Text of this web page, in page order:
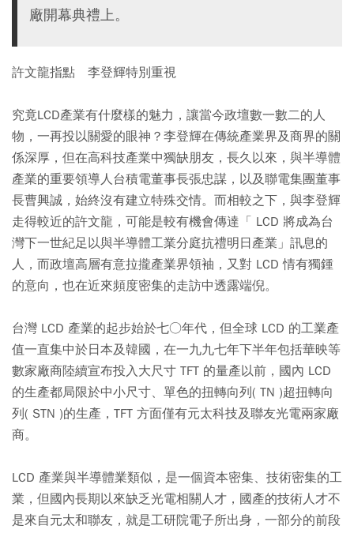
廠開幕典禮上。
許文龍指點 李登輝特別重視
究竟LCD產業有什麼樣的魅力，讓當今政壇數一數二的人
物，一再投以關愛的眼神？李登輝在傳統產業界及商界的關
係深厚，但在高科技產業中獨缺朋友，長久以來，與半導體
產業的重要領導人台積電董事長張忠謀，以及聯電集團董事
長曹興誠，始終沒有建立特殊交情。而相較之下，與李登輝
走得較近的許文龍，可能是較有機會傳達「 LCD 將成為台
灣下一世紀足以與半導體工業分庭抗禮明日產業」訊息的
人，而政壇高層有意拉攏產業界領袖，又對 LCD 情有獨鍾
的意向，也在近來頻度密集的走訪中透露端倪。
台灣 LCD 產業的起步始於七○年代，但全球 LCD 的工業產
值一直集中於日本及韓國，在一九九七年下半年包括華映等
數家廠商陸續宣布投入大尺寸 TFT 的量產以前，國內 LCD
的生產都局限於中小尺寸、單色的扭轉向列( TN )超扭轉向
列( STN )的生產，TFT 方面僅有元太科技及聯友光電兩家廠
商。
LCD 產業與半導體業類似，是一個資本密集、技術密集的工
業，但國內長期以來缺乏光電相關人才，國產的技術人才不
是來自元太和聯友，就是工研院電子所出身，一部分的前段